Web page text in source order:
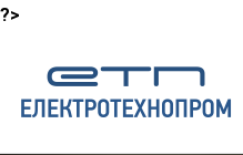
?>
вмісту